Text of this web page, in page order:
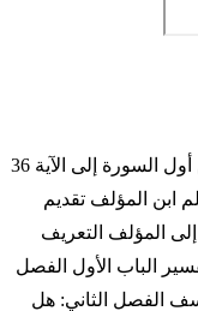
مؤتمر تفسير سورة يوسف الجزء الأول: من أول السورة إلى الآية 36
ابن المؤلف تقديم
المؤلف التعريف
الباب الأول الفصل
الفصل الثاني: هل